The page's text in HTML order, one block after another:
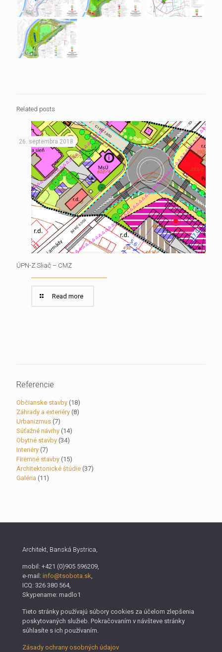
Related posts
26. septembra 2018
ÚPN-Z Sliač – CMZ
Read more
Referencie
Občianske stavby (18)
Záhrady a exteriéry (8)
Urbanizmus (7)
Súťažné návrhy (14)
Obytné stavby (34)
Interiéry (7)
Firemné stavby (15)
Architektonické štúdie (37)
Galéria (11)
Architekt, Banská Bystrica,
mobil: +421 (0)905 596209,
e-mail: info@tsobota.sk,
ICQ: 326 380 564,
Skypename: madlo1
Tieto stránky používajú súbory cookies za účelom zlepšenia
poskytovaných služieb. Pokračovaním v návšteve stránky
súhlasíte s ich používaním.
Zásady ochrany osobných údajov